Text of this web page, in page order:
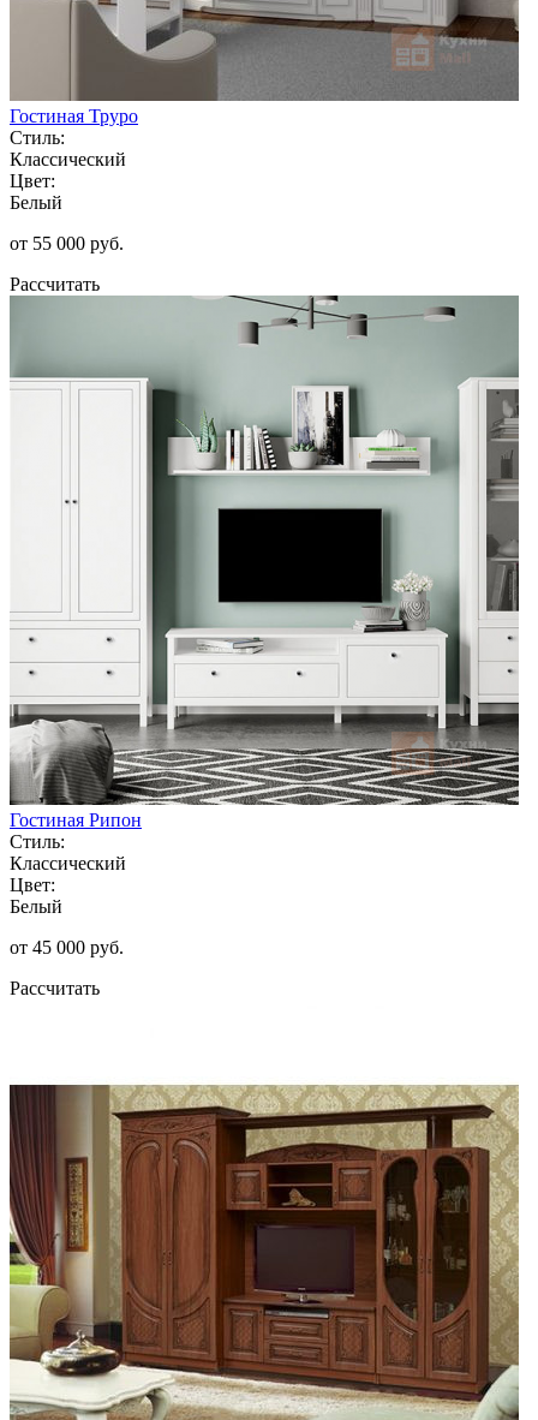
Гостиная Труро
Стиль:
Классический
Цвет:
Белый
от 55 000 руб.
Рассчитать
Гостиная Рипон
Стиль:
Классический
Цвет:
Белый
от 45 000 руб.
Рассчитать